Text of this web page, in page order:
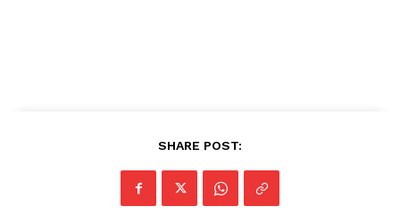
SHARE POST: